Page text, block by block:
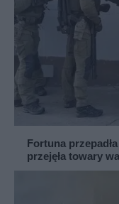
Fortuna
przejęła towary